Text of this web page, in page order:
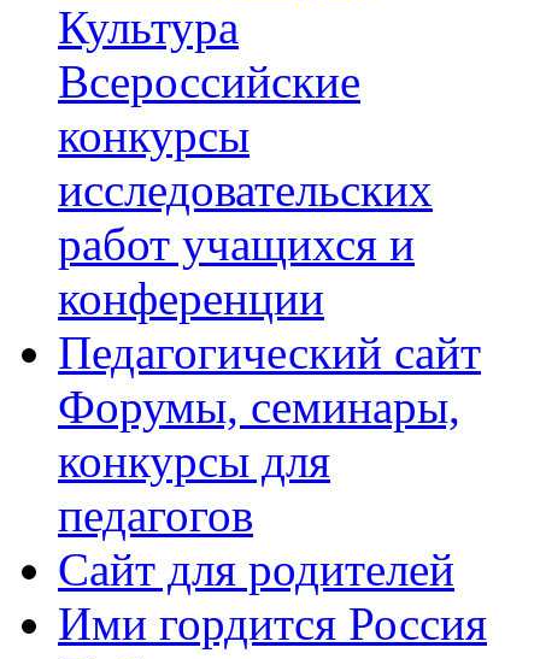
Культура
Всероссийские
конкурсы
исследовательских
работ учащихся и
конференции
Педагогический сайт
Форумы, семинары,
конкурсы для
педагогов
Сайт для родителей
Ими гордится Россия